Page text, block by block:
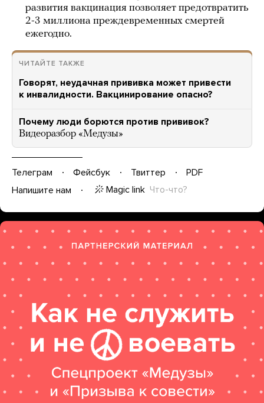
развития вакцинация позволяет предотвратить
2-3 миллиона преждевременных смертей
ежегодно.
ЧИТАЙТЕ ТАКЖЕ
Говорят, неудачная прививка может привести
к инвалидности. Вакцинирование опасно?
Почему люди борются против прививок?
Видеоразбор «Медузы»
Телеграм Фейсбук Твиттер
PDF
Напишите нам
Magic link Что-что?